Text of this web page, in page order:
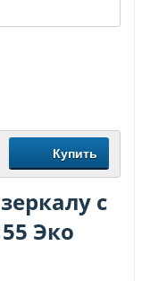
Купить
с
Эко